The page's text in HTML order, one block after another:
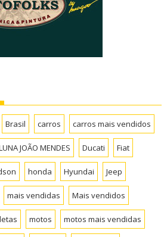
Brasil carros carros mais vendidos
JOÃO MENDES Ducati Fiat
honda Hyundai Jeep
mais vendidas Mais vendidos
motos motos mais vendidas